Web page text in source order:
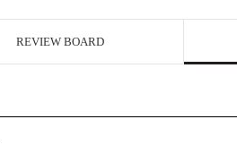
REVIEW BOARD